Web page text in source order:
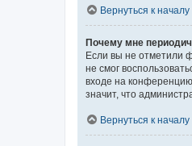
Вернуться к началу
Почему мне
Если вы не отметили
не смог
входе на
значит, что
Вернуться к началу